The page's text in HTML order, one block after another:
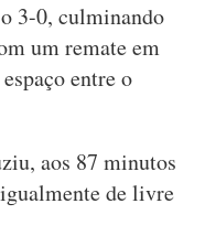
3-0, culminando
um remate em
entre o
aos 87 minutos
de livre